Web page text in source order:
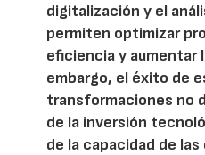
digitalización y el
permiten optimizar
eficiencia y aumentar
embargo, el éxito de
transformaciones no
de la inversión
de la capacidad de